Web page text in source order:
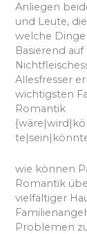
Anliegen
und Leute,
welche
Basierend
Allesfresser
wichtigsten
Romantik
wie können
Romantik
vielfältiger
Problemen